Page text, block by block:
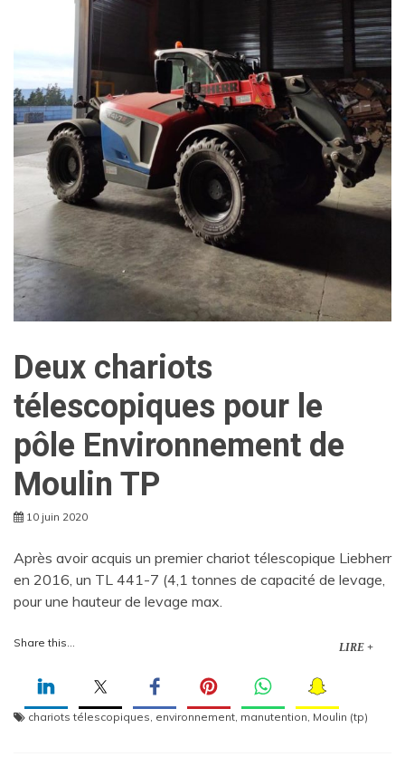
Deux chariots
télescopiques pour le
pôle Environnement de
Moulin TP
10 juin 2020
Après avoir acquis un premier chariot télescopique Liebherr
en 2016, un TL 441-7 (4,1 tonnes de capacité de levage,
pour une hauteur de levage max.
Share this... LIRE +
chariots télescopiques, environnement, manutention, Moulin (tp)